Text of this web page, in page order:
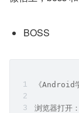
BOSS
《Android
浏览器打开